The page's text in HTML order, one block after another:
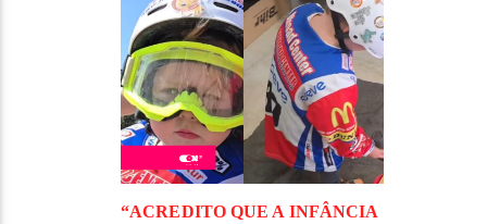
“ACREDITO QUE A INFÂNCIA